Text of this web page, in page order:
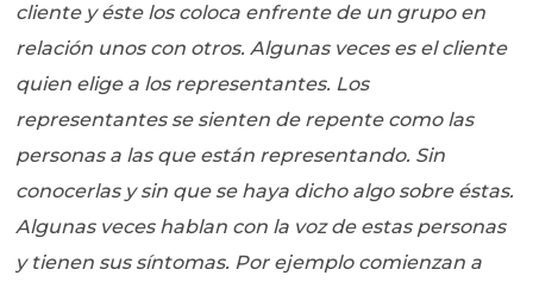
cliente y éste los coloca enfrente de un grupo en
relación unos con otros. Algunas veces es el cliente
quien elige a los representantes. Los
representantes se sienten de repente como las
personas a las que están representando. Sin
conocerlas y sin que se haya dicho algo sobre éstas.
Algunas veces hablan con la voz de estas personas
y tienen sus síntomas. Por ejemplo comienzan a